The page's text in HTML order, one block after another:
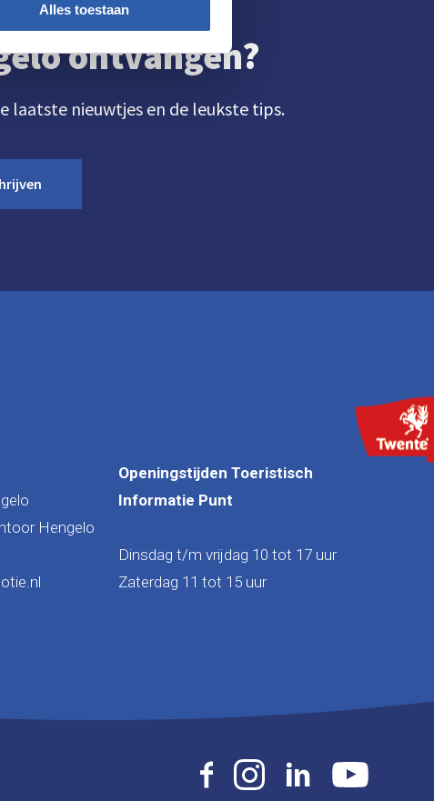
Alles toestaan
ontvangen?
laatste nieuwtjes en de leukste tips.
Hengelo
Openingstijden Toeristisch
Informatie Punt
Dinsdag t/m vrijdag 10 tot 17 uur
Zaterdag 11 tot 15 uur